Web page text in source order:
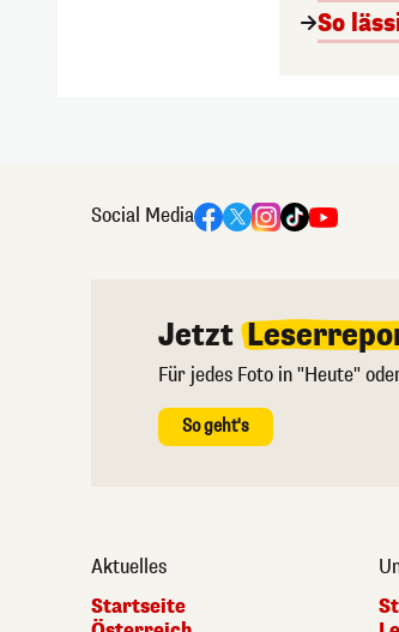
So
Social Media
Jetzt
Für jedes Foto in "Heute"
So geht's
Aktuelles
Startseite